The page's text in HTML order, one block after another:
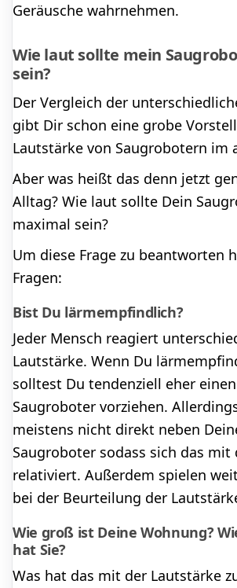
Geräusche wahrnehmen.
Wie laut sollte mein
sein?
Der Vergleich der
gibt Dir schon eine grobe
Lautstärke von Saugrobotern im
Aber was heißt das denn jetzt
Alltag? Wie laut sollte Dein
maximal sein?
Um diese Frage zu beantworten
Fragen:
Bist Du lärmempfindlich?
Jeder Mensch reagiert
Lautstärke. Wenn Du
solltest Du tendenziell eher
Saugroboter vorziehen.
meistens nicht direkt neben
Saugroboter sodass sich das mit
relativiert. Außerdem spielen
bei der Beurteilung der
Wie groß ist Deine Wohnung?
hat Sie?
Was hat das mit der Lautstärke